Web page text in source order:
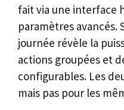
fait via une interface
paramètres avancés.
journée révèle la
actions groupées et
configurables. Les
mais pas pour les